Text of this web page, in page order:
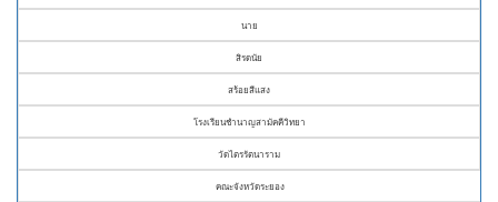
นาย
สิรดนัย
สร้อยสีแสง
โรงเรียนชำนาญสามัคคีวิทยา
วัดไตรรัตนาราม
คณะจังหวัดระยอง